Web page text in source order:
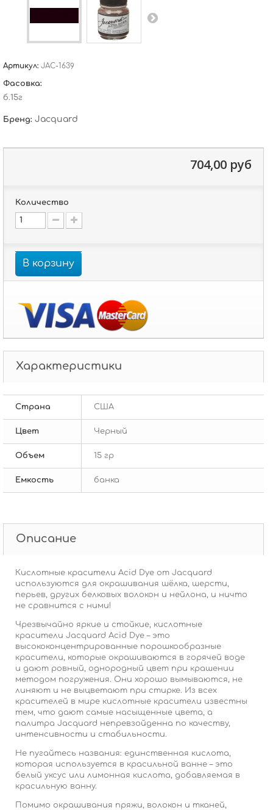
Артикул: JAC-1639
Фасовка:
б.15г
Бренд: Jacquard
704,00 руб
Количество
В корзину
Характеристики
Страна США
Цвет Черный
Объем 15 гр
Емкость банка
Описание
Кислотные красители Acid Dye от Jacquard
используются для окрашивания шёлка, шерсти,
перьев, других белковых волокон и нейлона, и ничто
не сравнится с ними!
Чрезвычайно яркие и стойкие, кислотные
красители Jacquard Acid Dye – это
высококонцентрированные порошкообразные
красители, которые окрашиваются в горячей воде
и дают ровный, однородный цвет при крашении
методом погружения. Они хорошо вымываются, не
линяют и не выцветают при стирке. Из всех
красителей в мире кислотные красители известны
тем, что дают самые насыщенные цвета, а
палитра Jacquard непревзойденна по качеству,
интенсивности и стабильности.
Не пугайтесь названия: единственная кислота,
которая используется в красильной ванне – это
белый уксус или лимонная кислота, добавляемая в
красильную ванну.
Помимо окрашивания пряжи, волокон и тканей,